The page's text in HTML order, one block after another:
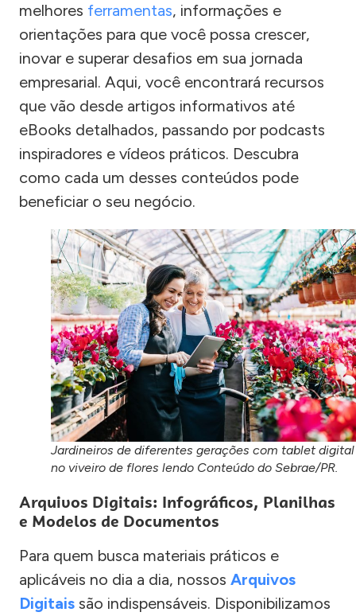
melhores ferramentas, informações e
orientações para que você possa crescer,
inovar e superar desafios em sua jornada
empresarial. Aqui, você encontrará recursos
que vão desde artigos informativos até
eBooks detalhados, passando por podcasts
inspiradores e vídeos práticos. Descubra
como cada um desses conteúdos pode
beneficiar o seu negócio.
Jardineiros de diferentes gerações com tablet digital
no viveiro de flores lendo Conteúdo do Sebrae/PR.
Arquivos Digitais: Infográficos, Planilhas
e Modelos de Documentos
Para quem busca materiais práticos e
aplicáveis no dia a dia, nossos Arquivos
Digitais são indispensáveis. Disponibilizamos